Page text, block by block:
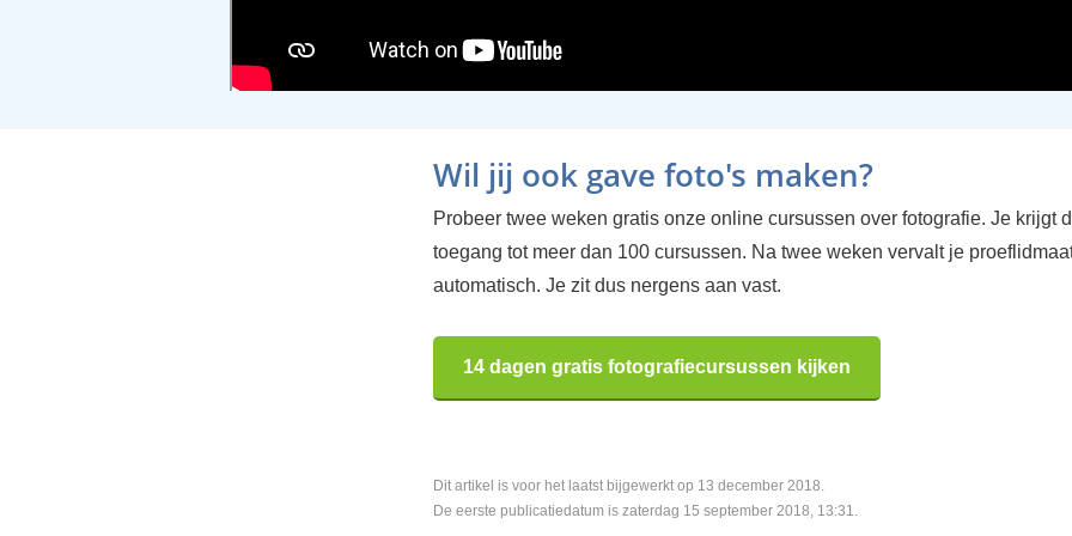
Wil jij ook gave foto's maken?
Probeer twee weken gratis onze online cursussen over fotografie. Je krijgt
toegang tot meer dan 100 cursussen. Na twee weken vervalt je
automatisch. Je zit dus nergens aan vast.
14 dagen gratis fotografiecursussen kijken
Dit artikel is voor het laatst bijgewerkt op 13 december 2018.
De eerste publicatiedatum is zaterdag 15 september 2018, 13:31.